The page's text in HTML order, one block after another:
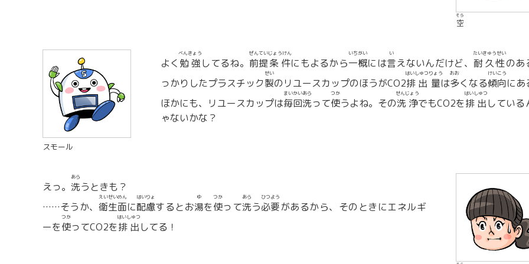
空
そら
スモール
よく 勉強
べんきょう
してるね。 前提
ぜんてい
条件
じょうけん
にもよるから一概
いちがい
には言
い
えないんだけど、 耐久性
たいきゅうせい
のあ
っかりしたプラスチック製
せい
のリユースカップのほうがCO2排出
はいしゅつ
量
りょう
は多
おお
くなる傾向
けいこう
にあ
ほかにも、リユースカップは毎回
まいかい
洗
あら
って使
つか
うよね。その洗浄
せんじょう
でもCO2を排出
はいしゅつ
している
ゃないかな？
えっ。 洗
あら
うときも？
……そうか、 衛生面
えいせいめん
に配慮
はいりょ
するとお湯
ゆ
を使
つか
って洗
あら
う必要
ひつよう
があるから、そのときにエネルギ
ーを使
つか
ってCO2を排出
はいしゅつ
してる！